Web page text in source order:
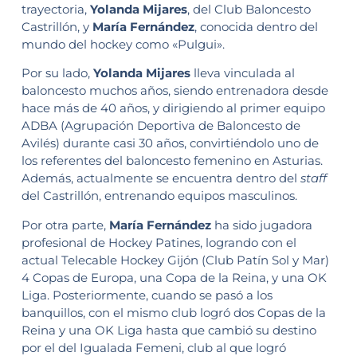
trayectoria, Yolanda Mijares, del Club Baloncesto
Castrillón, y María Fernández, conocida dentro del
mundo del hockey como «Pulgui».
Por su lado, Yolanda Mijareslleva vinculada al
baloncesto muchos años, siendo entrenadora desde
hace más de 40 años, y dirigiendo al primer equipo
ADBA (Agrupación Deportiva de Baloncesto de
Avilés) durante casi 30 años, convirtiéndolo uno de
los referentes del baloncesto femenino en Asturias.
Además, actualmente se encuentra dentro del staff
del Castrillón, entrenando equipos masculinos.
Por otra parte, María Fernándezha sido jugadora
profesional de Hockey Patines, logrando con el
actual Telecable Hockey Gijón (Club Patín Sol y Mar)
4 Copas de Europa, una Copa de la Reina, y una OK
Liga. Posteriormente, cuando se pasó a los
banquillos, con el mismo club logró dos Copas de la
Reina y una OK Liga hasta que cambió su destino
por el del Igualada Femeni, club al que logró